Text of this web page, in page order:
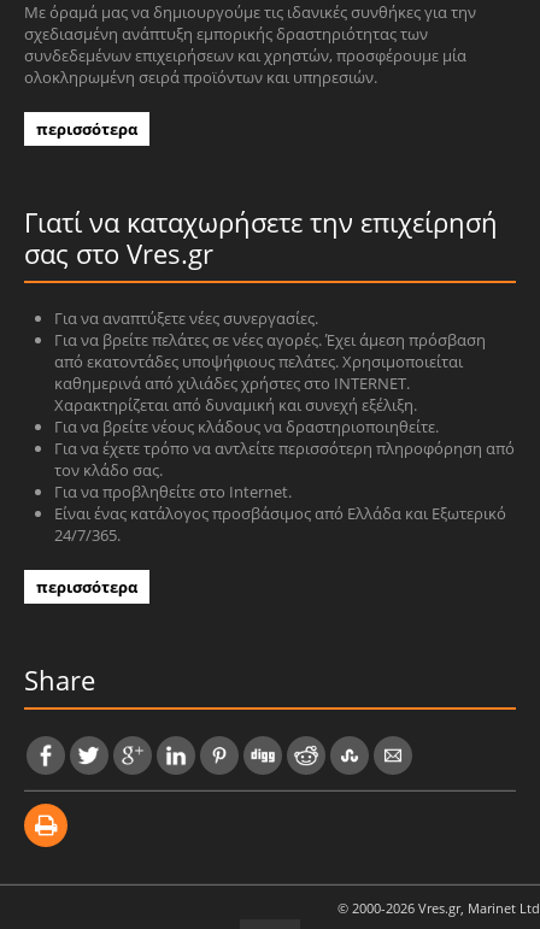
Με όραμά μας να δημιουργούμε τις ιδανικές συνθήκες για την
σχεδιασμένη ανάπτυξη εμπορικής δραστηριότητας των
συνδεδεμένων επιχειρήσεων και χρηστών, προσφέρουμε μία
ολοκληρωμένη σειρά προϊόντων και υπηρεσιών.
περισσότερα
Γιατί να καταχωρήσετε την επιχείρησή
σας στο Vres.gr
Για να αναπτύξετε νέες συνεργασίες.
Για να βρείτε πελάτες σε νέες αγορές. Έχει άμεση πρόσβαση
από εκατοντάδες υποψήφιους πελάτες. Χρησιμοποιείται
καθημερινά από χιλιάδες χρήστες στο INTERNET.
Χαρακτηρίζεται από δυναμική και συνεχή εξέλιξη.
Για να βρείτε νέους κλάδους να δραστηριοποιηθείτε.
Για να έχετε τρόπο να αντλείτε περισσότερη πληροφόρηση από
τον κλάδο σας.
Για να προβληθείτε στο Internet.
Είναι ένας κατάλογος προσβάσιμος από Ελλάδα και Εξωτερικό
24/7/365.
περισσότερα
Share
© 2000-2026 Vres.gr, Marinet Ltd